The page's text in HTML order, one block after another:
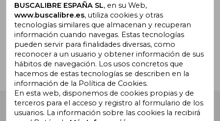
¿Necesitas ayuda?
Ir a Centro de Soporte
Buscalibre España . Calle Energía, 65, Nave 3 (08940),
Cornellà de Llobregat, Barcelona. Derechos Reservados.
BUSCALIBRE ESPAÑA SL, en su Web,
www.buscalibre.es, utiliza cookies y otras
tecnologías similares que almacenan y recuperan
información cuando navegas. Estas tecnologías
pueden servir para finalidades diversas, como
reconocer a un usuario y obtener información de sus
hábitos de navegación. Los usos concretos que
hacemos de estas tecnologías se describen en la
información de la Política de Cookies.
En esta web, disponemos de cookies propias y de
terceros para el acceso y registro al formulario de los
usuarios. La información sobre las cookies la recibirá